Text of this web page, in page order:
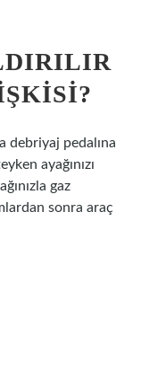
debriyaj pedalına
ayağınızı
gaz
sonra araç